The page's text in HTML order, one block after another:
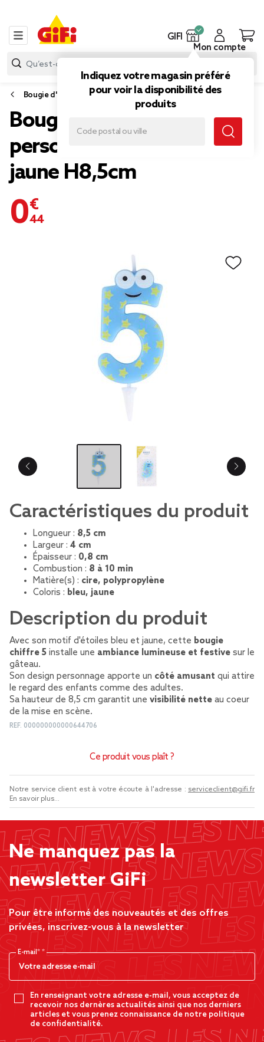
GIFI
Indiquez votre magasin préféré
pour voir la disponibilité des
produits
Mon compte
Bougie d'anniversaire
Bougie chiffre 5 cire
personnage étoiles bleu et
jaune H8,5cm
0,44 €
Caractéristiques du produit
Longueur : 8,5 cm
Largeur : 4 cm
Épaisseur : 0,8 cm
Combustion : 8 à 10 min
Matière(s) : cire, polypropylène
Coloris : bleu, jaune
Description du produit
Avec son motif d'étoiles bleu et jaune, cette bougie
chiffre 5 installe une ambiance lumineuse et festive sur le
gâteau.
Son design personnage apporte un côté amusant qui attire
le regard des enfants comme des adultes.
Sa hauteur de 8,5 cm garantit une visibilité nette au coeur
de la mise en scène.
REF. 000000000000644706
Ce produit vous plaît ?
Notre service client est à votre écoute à l'adresse : serviceclient@gifi.fr
En savoir plus...
Ne manquez pas la
newsletter GiFi
Pour être informé des nouveautés et des offres
privées, inscrivez-vous à la newsletter
E-mail*
En renseignant votre adresse e-mail, vous acceptez de
recevoir nos dernères actualités ainsi que nos derniers
articles et vous prenez connaissance de notre politique
de confidentialité.